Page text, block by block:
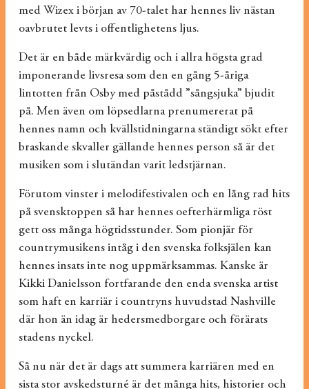
med Wizex i början av 70-talet har hennes liv nästan
oavbrutet levts i offentlighetens ljus.
Det är en både märkvärdig och i allra högsta grad
imponerande livsresa som den en gång 5-åriga
lintotten från Osby med påstådd ”sångsjuka” bjudit
på. Men även om löpsedlarna prenumererat på
hennes namn och kvällstidningarna ständigt sökt efter
braskande skvaller gällande hennes person så är det
musiken som i slutändan varit ledstjärnan.
Förutom vinster i melodifestivalen och en lång rad hits
på svensktoppen så har hennes oefterhärmliga röst
gett oss många högtidsstunder. Som pionjär för
countrymusikens intåg i den svenska folksjälen kan
hennes insats inte nog uppmärksammas. Kanske är
Kikki Danielsson fortfarande den enda svenska artist
som haft en karriär i countryns huvudstad Nashville
där hon än idag är hedersmedborgare och förärats
stadens nyckel.
Så nu när det är dags att summera karriären med en
sista stor avskedsturné är det många hits, historier och